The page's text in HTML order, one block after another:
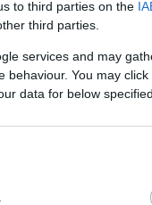
to third parties on the
third parties.
services and may
behaviour. You may
data for below